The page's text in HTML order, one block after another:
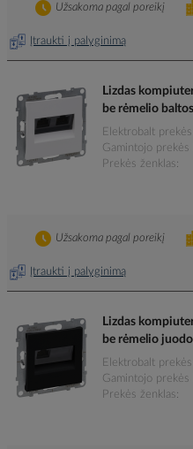
Įtraukti į palyginimą
Užsakoma pagal poreikį
Lizdas
be rėmelio
Elektrobalt
Gamintojo prekės
Prekės ženklas
Įtraukti į palyginimą
Užsakoma pagal poreikį
Lizdas
be rėmelio
Elektrobalt
Gamintojo prekės
Prekės ženklas